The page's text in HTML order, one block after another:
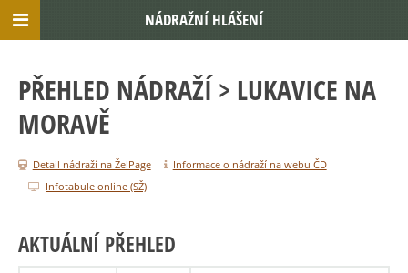
PŘEHLED NÁDRAŽÍ > LUKAVICE NA
MORAVĚ
Detail nádraží na ŽelPage
Informace o nádraží na webu ČD
Infotabule online (SŽ)
AKTUÁLNÍ PŘEHLED
NÁDRAŽNÍ HLÁŠENÍ